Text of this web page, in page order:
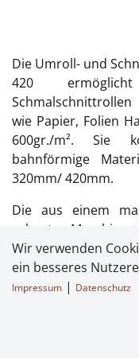
Die Umroll- und
420
wie Papier, Folien
600gr./m². Sie
bahnförmige
320mm/ 420mm.
Die aus einem
robuste
Geschwindigkeit
Nach Erreichen
Wir verwenden
ein besseres
Impressum | Datenschutz